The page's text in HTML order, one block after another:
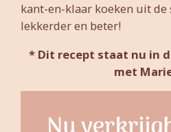
kant-en-klaar koeken uit
lekkerder en beter!
* Dit recept staat nu in
met